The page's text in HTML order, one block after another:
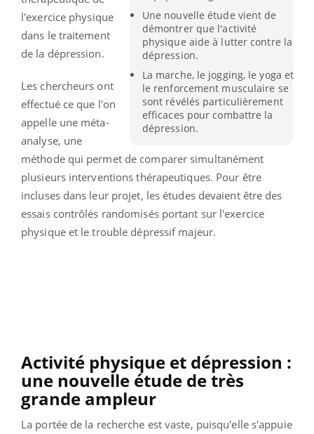
Une nouvelle étude vient de
démontrer que l'activité
physique aide à lutter contre la
dépression.
La marche, le jogging, le yoga et
le renforcement musculaire se
sont révélés particulièrement
efficaces pour combattre la
dépression.
l'exercice physique
dans le traitement
de la dépression.
Les chercheurs ont
effectué ce que l'on
appelle une méta-
analyse, une
méthode qui permet de comparer simultanément
plusieurs interventions thérapeutiques. Pour être
incluses dans leur projet, les études devaient être des
essais contrôlés randomisés portant sur l'exercice
physique et le trouble dépressif majeur.
Activité physique et dépression :
une nouvelle étude de très
grande ampleur
La portée de la recherche est vaste, puisqu'elle s'appuie